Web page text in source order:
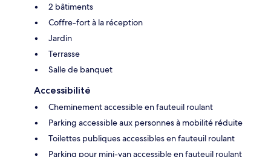
2 bâtiments
Coffre-fort à la réception
Jardin
Terrasse
Salle de banquet
Accessibilité
Cheminement accessible en fauteuil roulant
Parking accessible aux personnes à mobilité réduite
Toilettes publiques accessibles en fauteuil roulant
Parking pour mini-van accessible en fauteuil roulant